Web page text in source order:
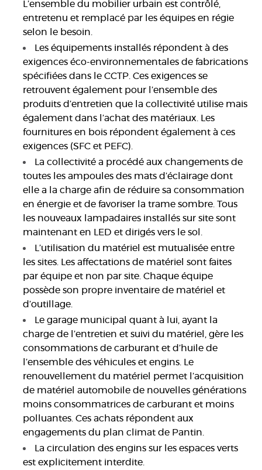
L’ensemble du mobilier urbain est contrôlé,
entretenu et remplacé par les équipes en régie
selon le besoin.
Les équipements installés répondent à des
exigences éco-environnementales de fabrications
spécifiées dans le CCTP. Ces exigences se
retrouvent également pour l’ensemble des
produits d’entretien que la collectivité utilise mais
également dans l’achat des matériaux. Les
fournitures en bois répondent également à ces
exigences (SFC et PEFC).
La collectivité a procédé aux changements de
toutes les ampoules des mats d’éclairage dont
elle a la charge afin de réduire sa consommation
en énergie et de favoriser la trame sombre. Tous
les nouveaux lampadaires installés sur site sont
maintenant en LED et dirigés vers le sol.
L’utilisation du matériel est mutualisée entre
les sites. Les affectations de matériel sont faites
par équipe et non par site. Chaque équipe
possède son propre inventaire de matériel et
d’outillage.
Le garage municipal quant à lui, ayant la
charge de l’entretien et suivi du matériel, gère les
consommations de carburant et d’huile de
l’ensemble des véhicules et engins. Le
renouvellement du matériel permet l’acquisition
de matériel automobile de nouvelles générations
moins consommatrices de carburant et moins
polluantes. Ces achats répondent aux
engagements du plan climat de Pantin.
La circulation des engins sur les espaces verts
est explicitement interdite.